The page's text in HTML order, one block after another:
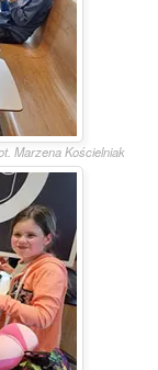
Marzena Kościelniak